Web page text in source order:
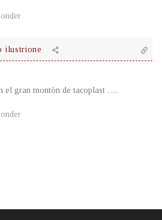
ilustrione
el gran montòn de tacoplast ….